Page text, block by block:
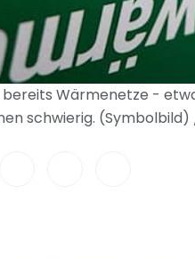
Wärmenetze -
schwierig.